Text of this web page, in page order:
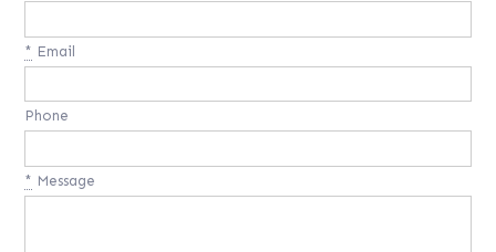
* Email
Phone
* Message